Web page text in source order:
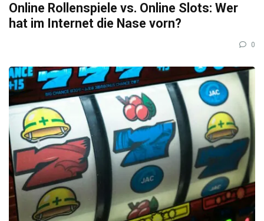
Online Rollenspiele vs. Online Slots: Wer
hat im Internet die Nase vorn?
0